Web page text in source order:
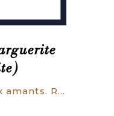
Le château des deux amants. Roman. (ENVOI AUTOGRAPHE)